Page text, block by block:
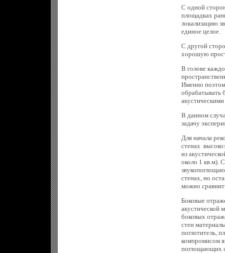
С одной
площадках
локализацию
единое целое.
С другой
хорошую
В голове
Именно
обрабатывать
В данном
задачу
Для начала
стенах
из
около 1 кв.м).
стенах, но
можно
Боковые
акустической
боковых
стен
поглотитель,
компромисом
поглощающих